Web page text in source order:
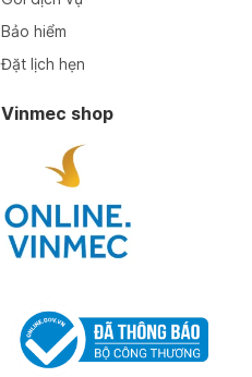
Bảo hiểm
Đặt lịch hẹn
Vinmec shop